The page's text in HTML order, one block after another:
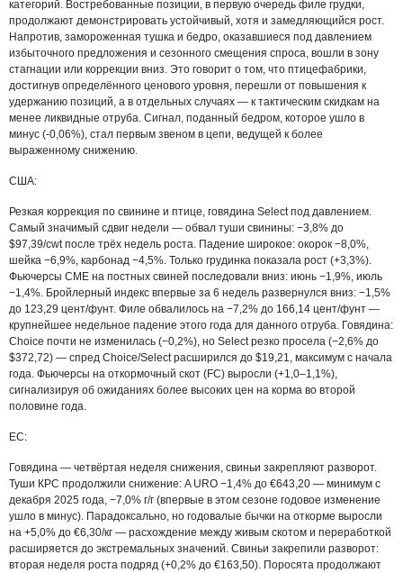
категорий. Востребованные позиции, в первую очередь филе грудки,
продолжают демонстрировать устойчивый, хотя и замедляющийся рост.
Напротив, замороженная тушка и бедро, оказавшиеся под давлением
избыточного предложения и сезонного смещения спроса, вошли в зону
стагнации или коррекции вниз. Это говорит о том, что птицефабрики,
достигнув определённого ценового уровня, перешли от повышения к
удержанию позиций, а в отдельных случаях — к тактическим скидкам на
менее ликвидные отруба. Сигнал, поданный бедром, которое ушло в
минус (-0,06%), стал первым звеном в цепи, ведущей к более
выраженному снижению.
США:
Резкая коррекция по свинине и птице, говядина Select под давлением.
Самый значимый сдвиг недели — обвал туши свинины: −3,8% до
$97,39/cwt после трёх недель роста. Падение широкое: окорок −8,0%,
шейка −6,9%, карбонад −4,5%. Только грудинка показала рост (+3,3%).
Фьючерсы CME на постных свиней последовали вниз: июнь −1,9%, июль
−1,4%. Бройлерный индекс впервые за 6 недель развернулся вниз: −1,5%
до 123,29 цент/фунт. Филе обвалилось на −7,2% до 166,14 цент/фунт —
крупнейшее недельное падение этого года для данного отруба. Говядина:
Choice почти не изменилась (−0,2%), но Select резко просела (−2,6% до
$372,72) — спред Choice/Select расширился до $19,21, максимум с начала
года. Фьючерсы на откормочный скот (FC) выросли (+1,0–1,1%),
сигнализируя об ожиданиях более высоких цен на корма во второй
половине года.
ЕС:
Говядина — четвёртая неделя снижения, свиньи закрепляют разворот.
Туши КРС продолжили снижение: A URO −1,4% до €643,20 — минимум с
декабря 2025 года, −7,0% г/г (впервые в этом сезоне годовое изменение
ушло в минус). Парадоксально, но годовалые бычки на откорме выросли
на +5,0% до €6,30/кг — расхождение между живым скотом и переработкой
расширяется до экстремальных значений. Свиньи закрепили разворот:
вторая неделя роста подряд (+0,2% до €163,50). Поросята продолжают